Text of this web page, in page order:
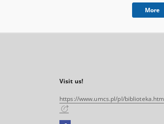
More
Visit us!
https://www.umcs.pl/pl/biblioteka.htm